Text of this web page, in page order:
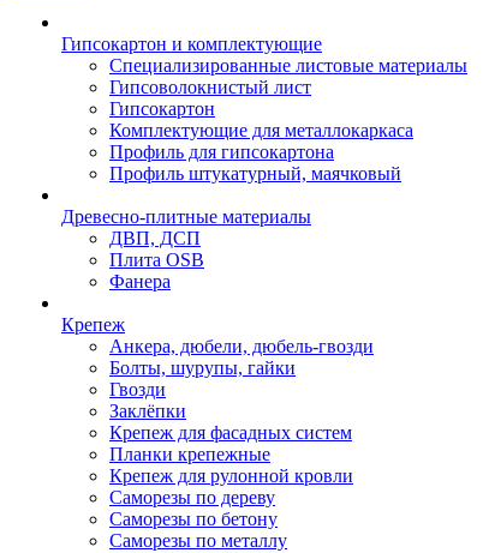
Гипсокартон и комплектующие
Специализированные листовые материалы
Гипсоволокнистый лист
Гипсокартон
Комплектующие для металлокаркаса
Профиль для гипсокартона
Профиль штукатурный, маячковый
Древесно-плитные материалы
ДВП, ДСП
Плита OSB
Фанера
Крепеж
Анкера, дюбели, дюбель-гвозди
Болты, шурупы, гайки
Гвозди
Заклёпки
Крепеж для фасадных систем
Планки крепежные
Крепеж для рулонной кровли
Саморезы по дереву
Саморезы по бетону
Саморезы по металлу